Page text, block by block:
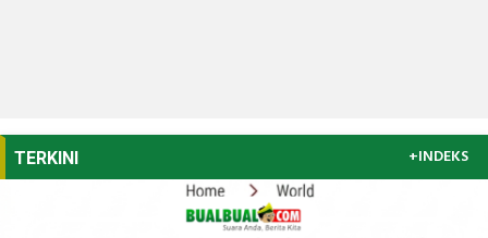
TERKINI +INDEKS